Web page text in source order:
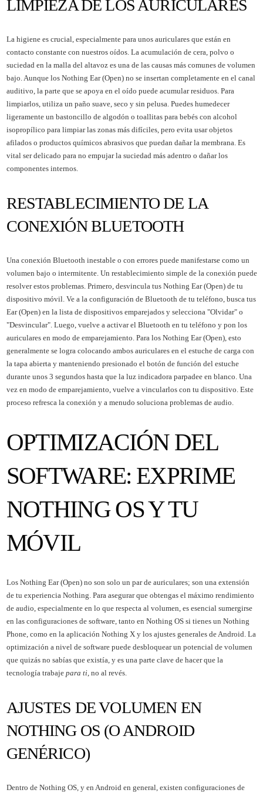
LIMPIEZA DE LOS AURICULARES
La higiene es crucial, especialmente para unos auriculares que están en
contacto constante con nuestros oídos. La acumulación de cera, polvo o
suciedad en la malla del altavoz es una de las causas más comunes de volumen
bajo. Aunque los Nothing Ear (Open) no se insertan completamente en el canal
auditivo, la parte que se apoya en el oído puede acumular residuos. Para
limpiarlos, utiliza un paño suave, seco y sin pelusa. Puedes humedecer
ligeramente un bastoncillo de algodón o toallitas para bebés con alcohol
isopropílico para limpiar las zonas más difíciles, pero evita usar objetos
afilados o productos químicos abrasivos que puedan dañar la membrana. Es
vital ser delicado para no empujar la suciedad más adentro o dañar los
componentes internos.
RESTABLECIMIENTO DE LA
CONEXIÓN BLUETOOTH
Una conexión Bluetooth inestable o con errores puede manifestarse como un
volumen bajo o intermitente. Un restablecimiento simple de la conexión puede
resolver estos problemas. Primero, desvincula tus Nothing Ear (Open) de tu
dispositivo móvil. Ve a la configuración de Bluetooth de tu teléfono, busca tus
Ear (Open) en la lista de dispositivos emparejados y selecciona "Olvidar" o
"Desvincular". Luego, vuelve a activar el Bluetooth en tu teléfono y pon los
auriculares en modo de emparejamiento. Para los Nothing Ear (Open), esto
generalmente se logra colocando ambos auriculares en el estuche de carga con
la tapa abierta y manteniendo presionado el botón de función del estuche
durante unos 3 segundos hasta que la luz indicadora parpadee en blanco. Una
vez en modo de emparejamiento, vuelve a vincularlos con tu dispositivo. Este
proceso refresca la conexión y a menudo soluciona problemas de audio.
OPTIMIZACIÓN DEL
SOFTWARE: EXPRIME
NOTHING OS Y TU
MÓVIL
Los Nothing Ear (Open) no son solo un par de auriculares; son una extensión
de tu experiencia Nothing. Para asegurar que obtengas el máximo rendimiento
de audio, especialmente en lo que respecta al volumen, es esencial sumergirse
en las configuraciones de software, tanto en Nothing OS si tienes un Nothing
Phone, como en la aplicación Nothing X y los ajustes generales de Android. La
optimización a nivel de software puede desbloquear un potencial de volumen
que quizás no sabías que existía, y es una parte clave de hacer que la
tecnología trabaje para ti , no al revés.
AJUSTES DE VOLUMEN EN
NOTHING OS (O ANDROID
GENÉRICO)
Dentro de Nothing OS, y en Android en general, existen configuraciones de